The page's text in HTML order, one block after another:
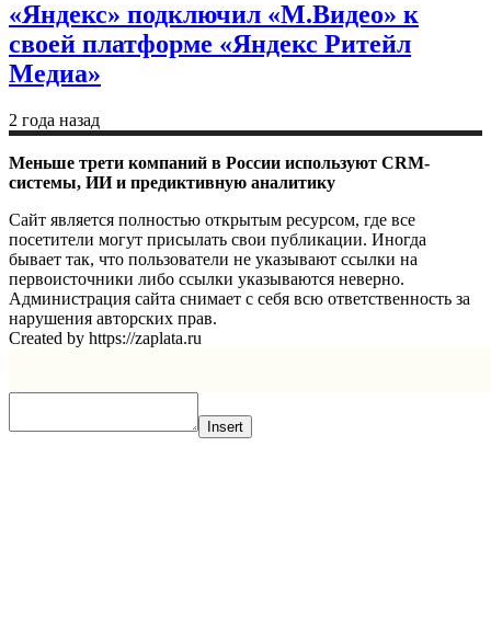
«Яндекс» подключил «М.Видео» к
своей платформе «Яндекс Ритейл
Медиа»
2 года назад
Меньше трети компаний в России используют CRM-
системы, ИИ и предиктивную аналитику
Сайт является полностью открытым ресурсом, где все
посетители могут присылать свои публикации. Иногда
бывает так, что пользователи не указывают ссылки на
первоисточники либо ссылки указываются неверно.
Администрация сайта снимает с себя всю ответственность за
нарушения авторских прав.
Created by https://zaplata.ru
Insert